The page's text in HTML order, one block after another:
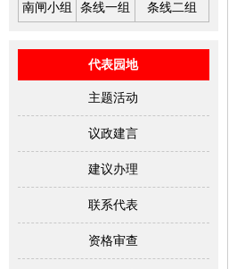
南闸小组 条线一组 条线二组
代表园地
主题活动
议政建言
建议办理
联系代表
资格审查